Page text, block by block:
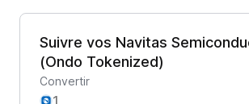
Suivre vos Navitas
(Ondo Tokenized)
Convertir